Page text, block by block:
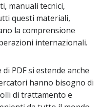
manuali tecnici,
questi materiali,
la comprensione
internazionali.
PDF si estende anche
hanno bisogno di
di trattamento e